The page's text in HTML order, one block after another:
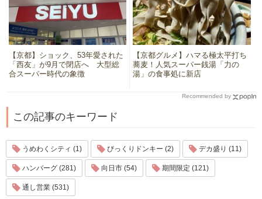
【京都】ショック、53年愛された
「西友」が9月で閉店へ 大型総
合スーパー時代の象徴
【京都グルメ】ハマる極太平打ち
蕎麦！人気スーパー銭湯「力の
湯」の食事処に新店
Recommended by
この記事のキーワード
うめわくシティ (1) びっくりドンキー (2) デカ盛り (11)
ハンバーグ (281) 向日市 (54) 期間限定 (121)
通し営業 (531)